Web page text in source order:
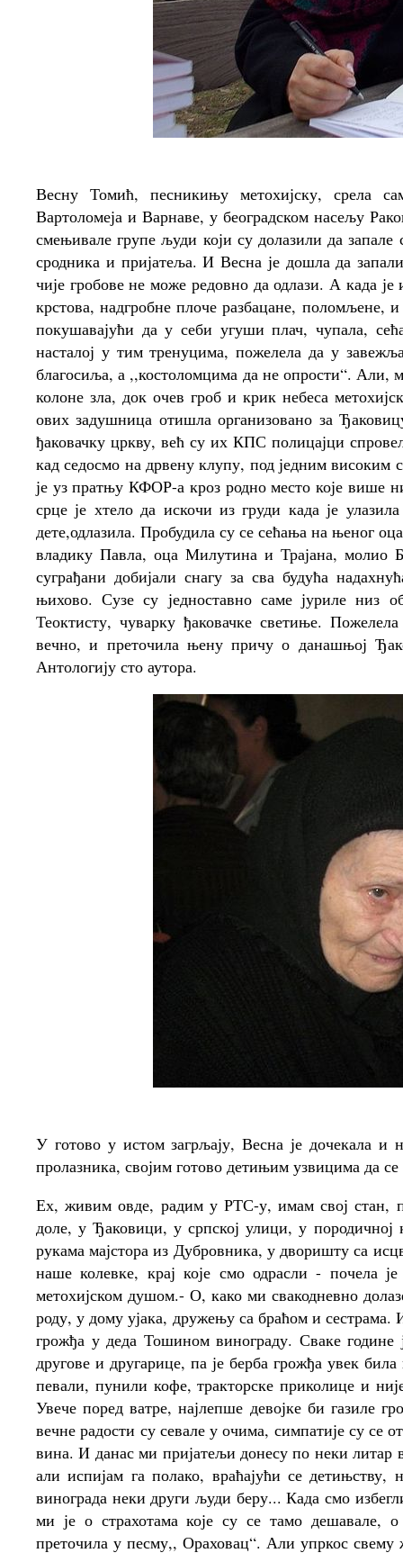
Весну Томић, песникињу метохијску, срела
Вартоломеја и Варнаве, у београдском насељу
смењивале групе људи који су долазили да
сродника и пријатеља. И Весна је дошла да
чије гробове не може редовно да одлази. А када
крстова, надгробне плоче разбацане, поломљене,
покушавајући да у себи угуши плач, чупала,
насталој у тим тренуцима, пожелела да у
благосиља, а ,,костоломцима да не опрости“. Али,
колоне зла, док очев гроб и крик небеса
ових задушница отишла организовано за
ђаковачку цркву, већ су их КПС полицајци
кад седосмо на дрвену клупу, под једним
је уз пратњу КФОР-а кроз родно место које више
срце је хтело да искочи из груди када је
дете,одлазила. Пробудила су се сећања на њеног
владику Павла, оца Милутина и Трајана, молио
суграђани добијали снагу за сва будућа
њихово. Сузе су једноставно саме јуриле низ
Теоктисту, чуварку ђаковачке светиње.
вечно, и преточила њену причу о данашњој
Антологију сто аутора.
У готово у истом загрљају, Весна је дочекала
пролазника, својим готово детињим узвицима да се
Ех, живим овде, радим у РТС-у, имам свој стан,
доле, у Ђаковици, у српској улици, у
рукама мајстора из Дубровника, у дворишту са
наше колевке, крај које смо одрасли - почела
метохијском душом.- О, како ми свакодневно
роду, у дому ујака, дружењу са браћом и
грожђа у деда Тошином винограду. Сваке године
другове и другарице, па је берба грожђа увек
певали, пунили кофе, тракторске приколице и
Увече поред ватре, најлепше девојке би газиле
вечне радости су севале у очима, симпатије су се
вина. И данас ми пријатељи донесу по неки литар
али испијам га полако, враћајући се
винограда неки други људи беру... Када смо
ми је о страхотама које су се тамо
преточила у песму,, Ораховац“. Али упркос